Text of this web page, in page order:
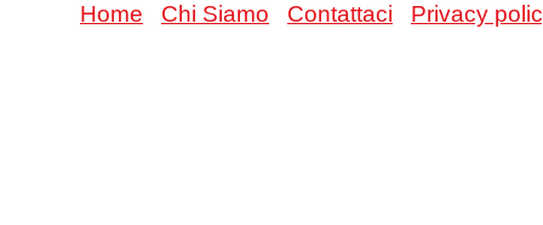
Home
Chi Siamo Contattaci Privacy